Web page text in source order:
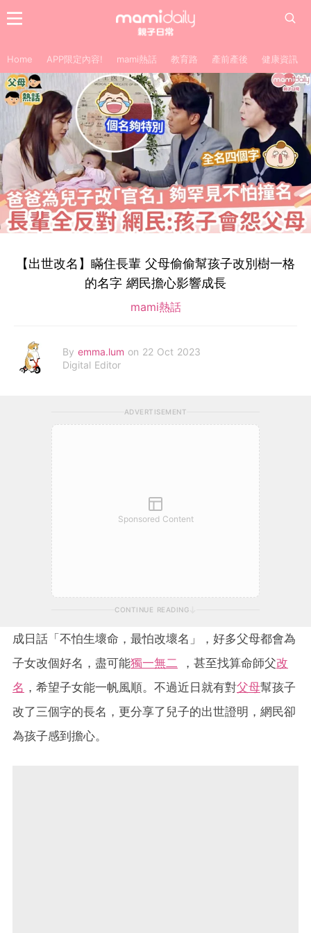
Home APP限定內容! mami熱話 教育路 產前產後 健康資訊
【出世改名】瞞住長輩 父母偷偷幫孩子改別樹一格
的名字 網民擔心影響成長
mami熱話
By emma.lum on 22 Oct 2023
Digital Editor
ADVERTISEMENT
Sponsored Content
CONTINUE READING
成日話「不怕生壞命，最怕改壞名」，好多父母都會為
子女改個好名，盡可能獨一無二 ，甚至找算命師父改
名 ，希望子女能一帆風順。不過近日就有對父母幫孩子
改了三個字的長名，更分享了兒子的出世證明，網民卻
為孩子感到擔心。